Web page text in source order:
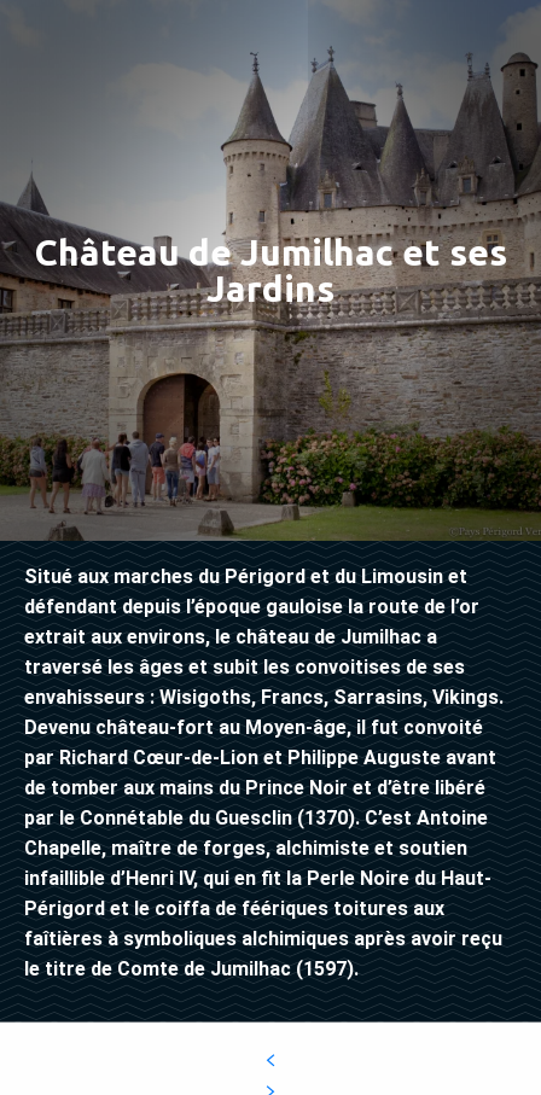
Château de Jumilhac et ses
Jardins
Situé aux marches du Périgord et du Limousin et
défendant depuis l’époque gauloise la route de l’or
extrait aux environs, le château de Jumilhac a
traversé les âges et subit les convoitises de ses
envahisseurs : Wisigoths, Francs, Sarrasins, Vikings.
Devenu château-fort au Moyen-âge, il fut convoité
par Richard Cœur-de-Lion et Philippe Auguste avant
de tomber aux mains du Prince Noir et d’être libéré
par le Connétable du Guesclin(1370). C’est Antoine
Chapelle, maître de forges, alchimiste et soutien
infaillible d’Henri IV, qui en fit la Perle Noire du Haut-
Périgord et le coiffa de féériques toitures aux
faîtières à symboliques alchimiques après avoir reçu
le titre de Comte de Jumilhac (1597).